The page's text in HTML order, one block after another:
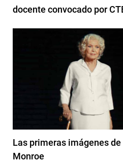
docente convocado por
Las primeras imágenes
Monroe